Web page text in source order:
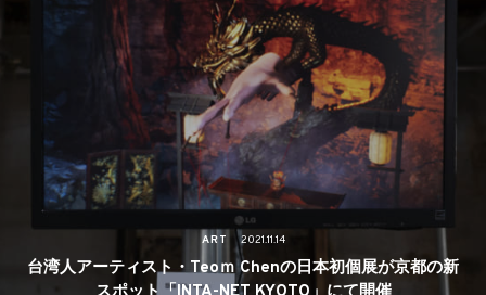
ART 2021.11.14
台湾人アーティスト・Teoｍ Chenの日本初個展が京都の新